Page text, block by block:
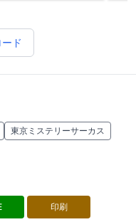
ド
東京ミステリーサーカス
印刷